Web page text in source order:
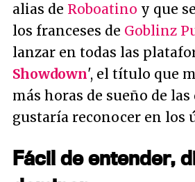
alias de Roboatino y que
los franceses de Goblinz
lanzar en todas las
Showdown', el título que
más horas de sueño de las
gustaría reconocer en los
Fácil de entender,